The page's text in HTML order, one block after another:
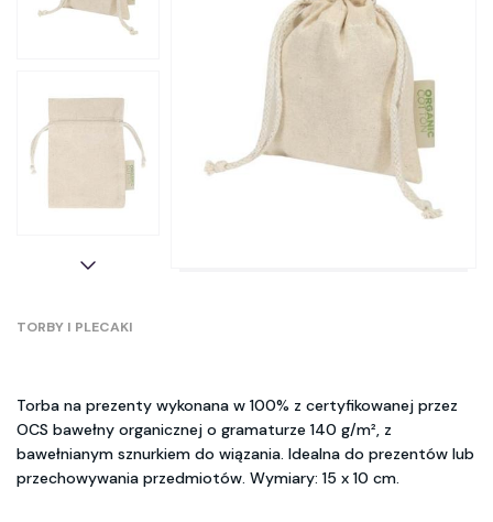
TORBY I PLECAKI
Torba na prezenty wykonana w 100% z certyfikowanej przez
OCS bawełny organicznej o gramaturze 140 g/m², z
bawełnianym sznurkiem do wiązania. Idealna do prezentów lub
przechowywania przedmiotów. Wymiary: 15 x 10 cm.